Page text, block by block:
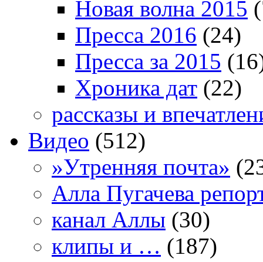
Новая волна 2015
Пресса 2016 (24)
Пресса за 2015
Хроника дат (22)
рассказы и
Видео (512)
»Утренняя почта»
Алла Пугачева
канал Аллы (30)
клипы и … (187)